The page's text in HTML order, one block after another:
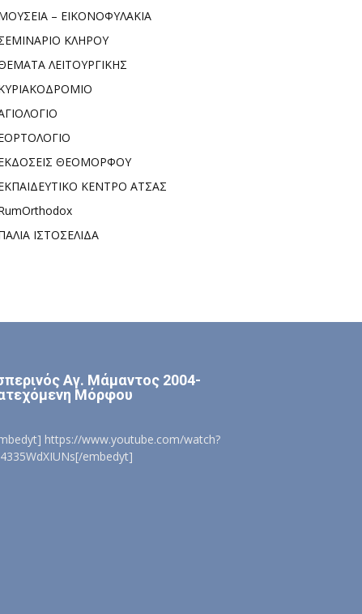
– ΕΙΚΟΝΟΦΥΛΑΚΙΑ
ΚΛΗΡΟΥ
ΛΕΙΤΟΥΡΓΙΚΗΣ
ΘΕΟΜΟΡΦΟΥ
ΚΕΝΤΡΟ ΑΤΣΑΣ
ΙΣΤΟΣΕΛΙΔΑ
Αγ. Μάμαντος 2004-
Μόρφου
https://www.youtube.com/watch?
embedyt]